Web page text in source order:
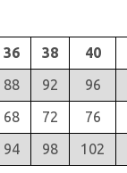
36 38 40
88 92 96
68 72 76
94 98 102